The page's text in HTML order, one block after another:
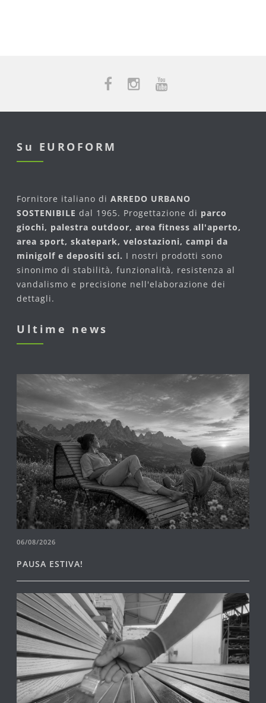
Su EUROFORM
Fornitore italiano di ARREDO URBANO
SOSTENIBILE dal 1965. Progettazione di parco
giochi, palestra outdoor, area fitness all'aperto,
area sport, skatepark, velostazioni, campi da
minigolf e depositi sci. I nostri prodotti sono
sinonimo di stabilità, funzionalità, resistenza al
vandalismo e precisione nell'elaborazione dei
dettagli.
Ultime news
06/08/2026
PAUSA ESTIVA!